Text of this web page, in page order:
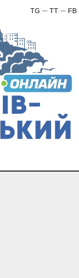
FB
TT
TG